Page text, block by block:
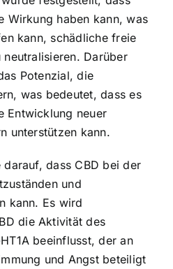
Wirkung haben kann, was
kann, schädliche freie
Darüber
Potenzial, die
was bedeutet, dass es
Entwicklung neuer
unterstützen kann.
dass CBD bei der
und
kann. Es wird
die Aktivität des
beeinflusst, der an
und Angst beteiligt